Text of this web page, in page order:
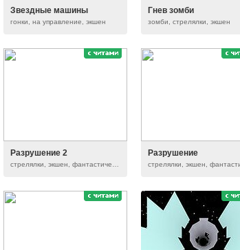
Звездные машины
гонки, на управление, экшен
Гнев зомби
зомби, стрелялки, экшен
Разрушение 2 Разрушение